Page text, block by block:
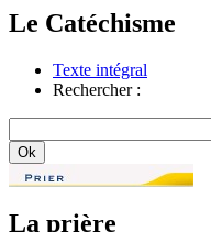
Le Catéchisme
Texte intégral
Rechercher :
La prière